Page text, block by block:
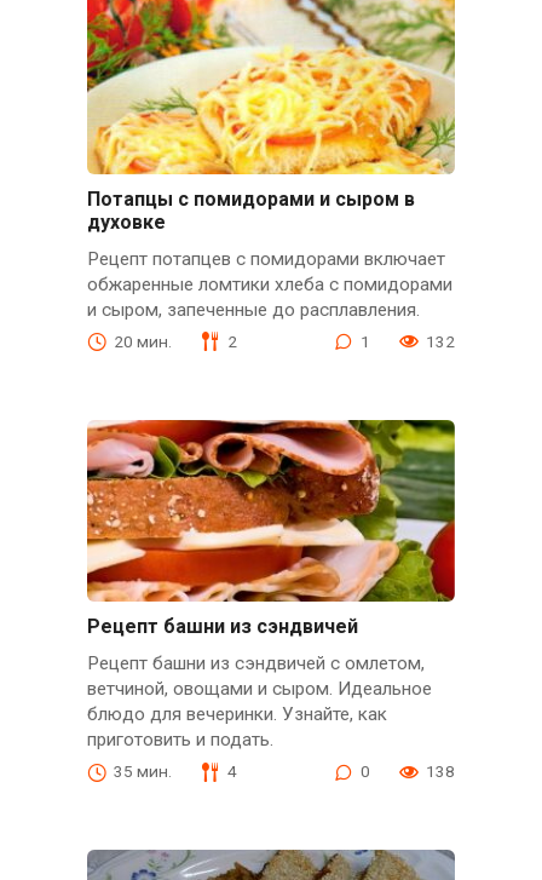
Потапцы с помидорами и сыром в
духовке
Рецепт потапцев с помидорами включает
обжаренные ломтики хлеба с помидорами
и сыром, запеченные до расплавления.
20 мин. 2 1 132
Рецепт башни из сэндвичей
Рецепт башни из сэндвичей с омлетом,
ветчиной, овощами и сыром. Идеальное
блюдо для вечеринки. Узнайте, как
приготовить и подать.
35 мин. 4 0 138